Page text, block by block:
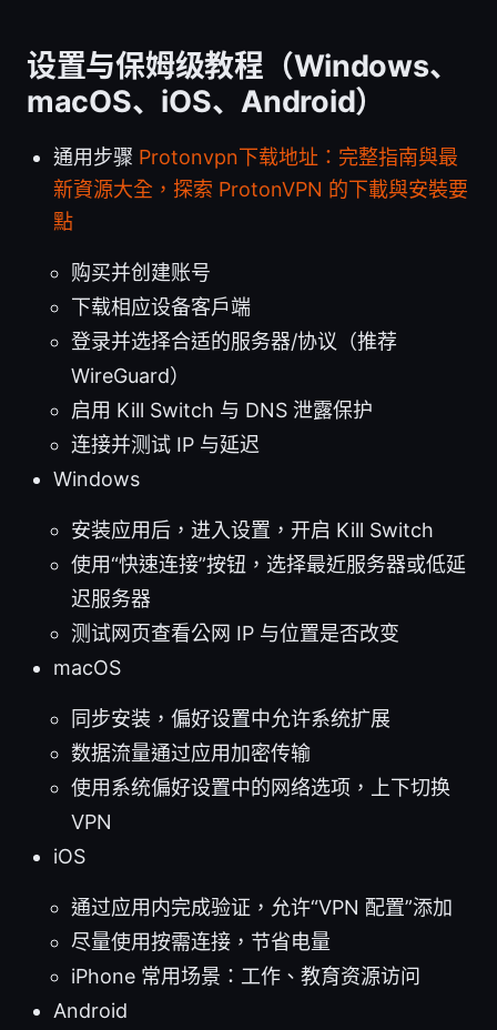
设置与保姆级教程（Windows、
macOS、iOS、Android）
通用步骤 Protonvpn下载地址：完整指南與最
新資源大全，探索 ProtonVPN 的下載與安裝要
點
购买并创建账号
下载相应设备客户端
登录并选择合适的服务器/协议（推荐
WireGuard）
启用 Kill Switch 与 DNS 泄露保护
连接并测试 IP 与延迟
Windows
安装应用后，进入设置，开启 Kill Switch
使用“快速连接”按钮，选择最近服务器或低延
迟服务器
测试网页查看公网 IP 与位置是否改变
macOS
同步安装，偏好设置中允许系统扩展
数据流量通过应用加密传输
使用系统偏好设置中的网络选项，上下切换
VPN
iOS
通过应用内完成验证，允许“VPN 配置”添加
尽量使用按需连接，节省电量
iPhone 常用场景：工作、教育资源访问
Android